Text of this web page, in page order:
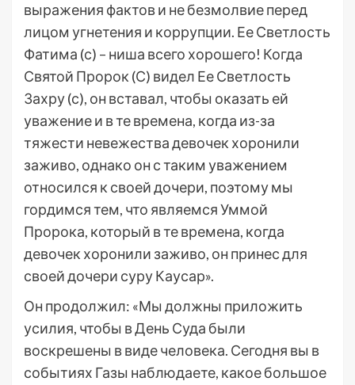
выражения фактов и не безмолвие перед
лицом угнетения и коррупции. Ее Светлость
Фатима (с) – ниша всего хорошего! Когда
Святой Пророк (С) видел Ее Светлость
Захру (с), он вставал, чтобы оказать ей
уважение и в те времена, когда из-за
тяжести невежества девочек хоронили
заживо, однако он с таким уважением
относился к своей дочери, поэтому мы
гордимся тем, что являемся Уммой
Пророка, который в те времена, когда
девочек хоронили заживо, он принес для
своей дочери суру Каусар».
Он продолжил: «Мы должны приложить
усилия, чтобы в День Суда были
воскрешены в виде человека. Сегодня вы в
событиях Газы наблюдаете, какое большое